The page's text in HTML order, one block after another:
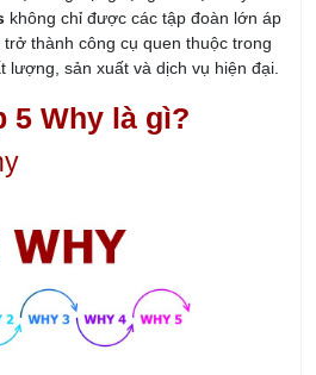
không chỉ được các tập đoàn lớn áp
thành công cụ quen thuộc trong
lượng, sản xuất và dịch vụ hiện đại.
5 Why là gì?